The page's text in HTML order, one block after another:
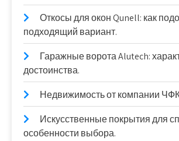
Откосы для окон Qunell: как
подходящий вариант.
Гаражные ворота Alutech:
достоинства.
Недвижимость от компании
Искусственные покрытия для
особенности выбора.